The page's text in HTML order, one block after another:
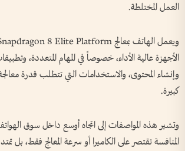
العمل المختلطة.
الأجهزة عالية الأداء، خصوصاً في المهام المتعددة،
وإنشاء المحتوى، والاستخدامات التي تتطلب قدرة
كبيرة.
وتشير هذه المواصفات إلى اتجاه أوسع داخل سوق
المنافسة تقتصر على الكاميرا أو سرعة المعالج فقط، بل